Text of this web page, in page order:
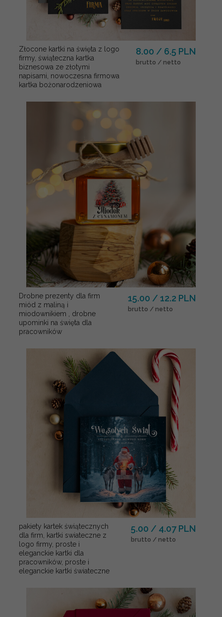
Złocone kartki na święta z logo
firmy, świąteczna kartka
biznesowa ze złotymi
napisami, nowoczesna firmowa
kartka bożonarodzeniowa
8.00 / 6.5 PLN
brutto / netto
Drobne prezenty dla firm
miód z maliną i
miodownikiem , drobne
upominki na święta dla
pracowników
15.00 / 12.2 PLN
brutto / netto
pakiety kartek świątecznych
dla firm, kartki swiateczne z
logo firmy, proste i
eleganckie kartki dla
pracowników, proste i
eleganckie kartki świateczne
5.00 / 4.07 PLN
brutto / netto